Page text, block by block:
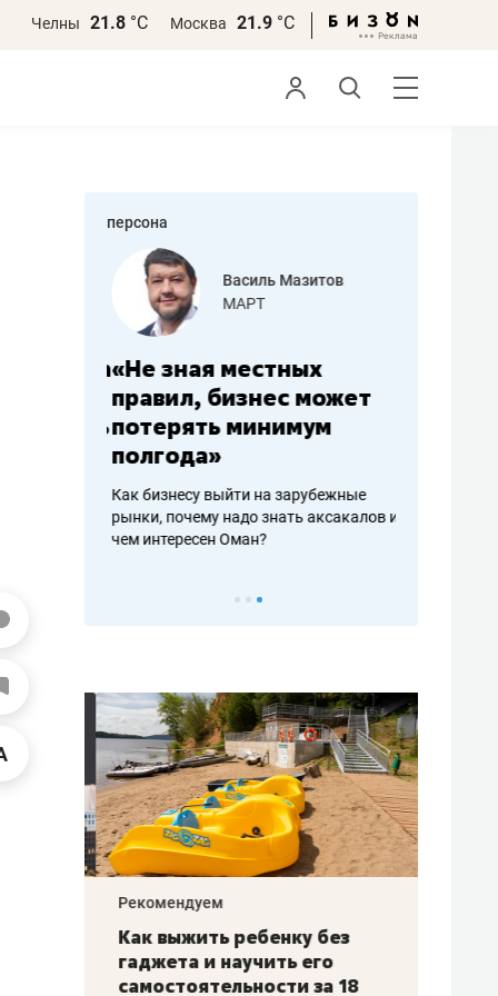
Челны 21.8 °С Москва 21.9 °С
персона
работа
Василь Мазитов
МАРТ
«Не зная местных
правил, бизнес может
потерять минимум
полгода»
Как бизнесу выйти на зарубежные
рынки, почему надо знать аксакалов и
чем интересен Оман?
–
Рекомендуем
Как выжить ребенку без
гаджета и научить его
самостоятельности за 18